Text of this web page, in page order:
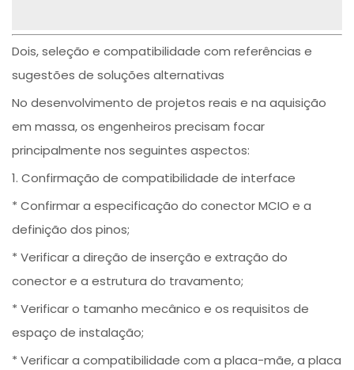
Dois, seleção e compatibilidade com referências e
sugestões de soluções alternativas
No desenvolvimento de projetos reais e na aquisição
em massa, os engenheiros precisam focar
principalmente nos seguintes aspectos:
1. Confirmação de compatibilidade de interface
* Confirmar a especificação do conector MCIO e a
definição dos pinos;
* Verificar a direção de inserção e extração do
conector e a estrutura do travamento;
* Verificar o tamanho mecânico e os requisitos de
espaço de instalação;
* Verificar a compatibilidade com a placa-mãe, a placa